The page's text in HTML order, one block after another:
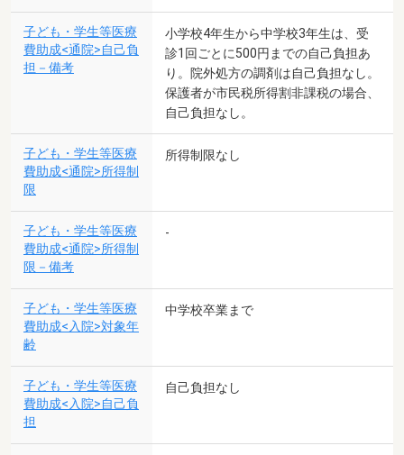
子ども・学生等医療
費助成<通院>自己負
担－備考
小学校4年生から中学校3年生は、受
診1回ごとに500円までの自己負担あ
り。院外処方の調剤は自己負担なし。
保護者が市民税所得割非課税の場合、
自己負担なし。
子ども・学生等医療
費助成<通院>所得制
限
所得制限なし
子ども・学生等医療
費助成<通院>所得制
限－備考
-
子ども・学生等医療
費助成<入院>対象年
齢
中学校卒業まで
子ども・学生等医療
費助成<入院>自己負
担
自己負担なし